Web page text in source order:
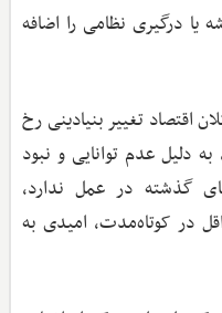
یا درگیری نظامی را اضافه
اقتصاد تغییر بنیادینی رخ
دلیل عدم توانایی و نبود
گذشته در عمل ندارد،
در کوتاه‌مدت، امیدی به